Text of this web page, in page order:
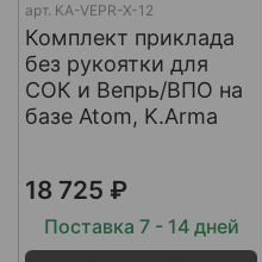
арт. KA-VEPR-X-12
Комплект приклада
без рукоятки для
СОК и Вепрь/ВПО на
базе Atom, K.Arma
18 725 ₽
Поставка 7 - 14 дней